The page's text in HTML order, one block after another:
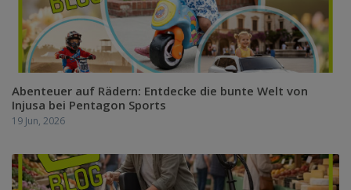
Abenteuer auf Rädern: Entdecke die bunte Welt von
Injusa bei Pentagon Sports
19 Jun, 2026